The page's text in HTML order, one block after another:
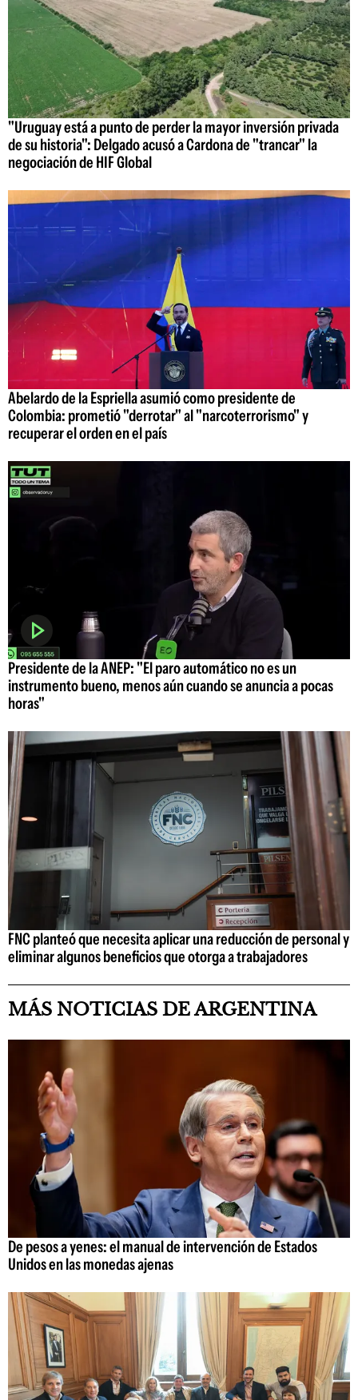
"Uruguay está a punto de perder la mayor inversión privada
de su historia": Delgado acusó a Cardona de "trancar" la
negociación de HIF Global
Abelardo de la Espriella asumió como presidente de
Colombia: prometió "derrotar" al "narcoterrorismo" y
recuperar el orden en el país
Presidente de la ANEP: "El paro automático no es un
instrumento bueno, menos aún cuando se anuncia a pocas
horas"
FNC planteó que necesita aplicar una reducción de personal y
eliminar algunos beneficios que otorga a trabajadores
MÁS NOTICIAS DE ARGENTINA
De pesos a yenes: el manual de intervención de Estados
Unidos en las monedas ajenas